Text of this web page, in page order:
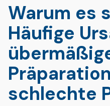
Warum es
Häufige
schlechte